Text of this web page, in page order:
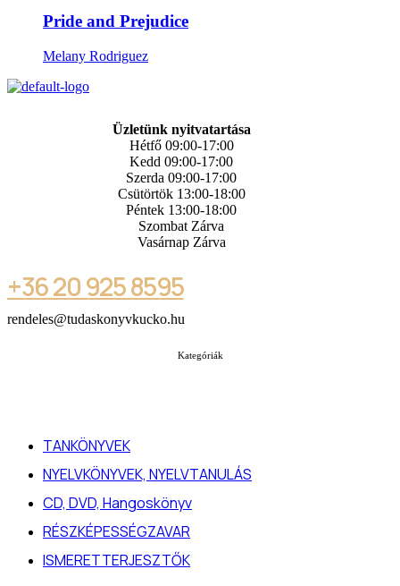
Pride and Prejudice
Melany Rodriguez
Üzletünk nyitvatartása
Hétfő 09:00-17:00
Kedd 09:00-17:00
Szerda 09:00-17:00
Csütörtök 13:00-18:00
Péntek 13:00-18:00
Szombat Zárva
Vasárnap Zárva
+36 20 925 8595
rendeles@tudaskonyvkucko.hu
Kategóriák
TANKÖNYVEK
NYELVKÖNYVEK, NYELVTANULÁS
CD, DVD, Hangoskönyv
RÉSZKÉPESSÉGZAVAR
ISMERETTERJESZTŐK